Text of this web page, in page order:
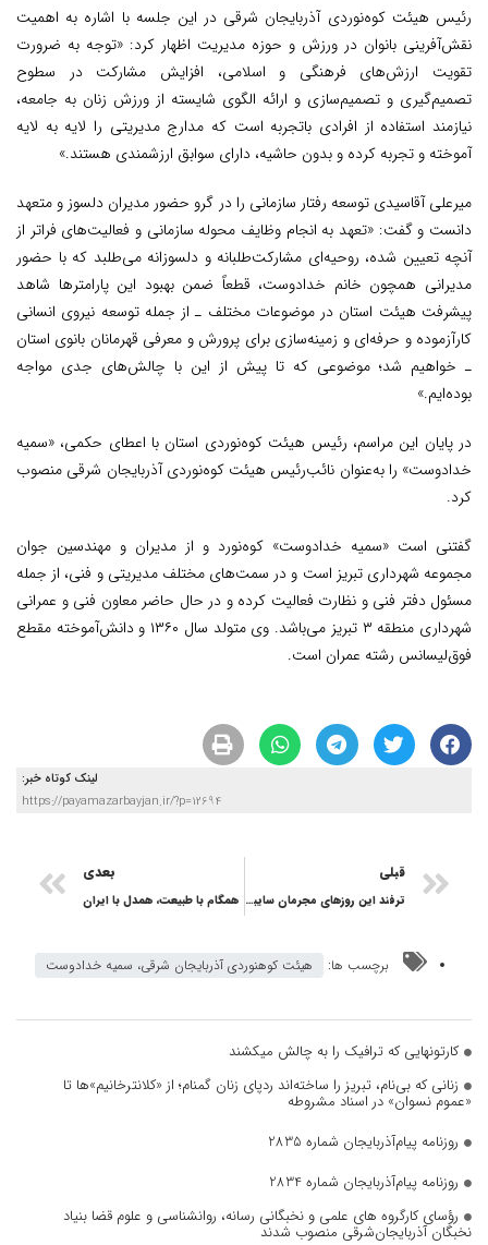
رئیس هیئت کوه‌نوردی آذربایجان شرقی در این جلسه با اشاره به اهمیت
نقش‌آفرینی بانوان در ورزش و حوزه مدیریت اظهار کرد: «توجه به ضرورت
تقویت ارزش‌های فرهنگی و اسلامی، افزایش مشارکت در سطوح
تصمیم‌گیری و تصمیم‌سازی و ارائه الگوی شایسته از ورزش زنان به جامعه،
نیازمند استفاده از افرادی باتجربه است که مدارج مدیریتی را لایه به لایه
آموخته و تجربه کرده و بدون حاشیه، دارای سوابق ارزشمندی هستند.»
میرعلی آقاسیدی توسعه رفتار سازمانی را در گرو حضور مدیران دلسوز و متعهد
دانست و گفت: «تعهد به انجام وظایف محوله سازمانی و فعالیت‌های فراتر از
آنچه تعیین شده، روحیه‌ای مشارکت‌طلبانه و دلسوزانه می‌طلبد که با حضور
مدیرانی همچون خانم خدا‌دوست، قطعاً ضمن بهبود این پارامترها شاهد
پیشرفت هیئت استان در موضوعات مختلف ـ از جمله توسعه نیروی انسانی
کارآزموده و حرفه‌ای و زمینه‌سازی برای پرورش و معرفی قهرمانان بانوی استان
ـ خواهیم شد؛ موضوعی که تا پیش از این با چالش‌های جدی مواجه
بوده‌ایم.»
در پایان این مراسم، رئیس هیئت کوه‌نوردی استان با اعطای حکمی، «سمیه
خدا‌دوست» را به‌عنوان نائب‌رئیس هیئت کوه‌نوردی آذربایجان شرقی منصوب
کرد.
گفتنی است «سمیه خدا‌دوست» کوه‌نورد و از مدیران و مهندسین جوان
مجموعه شهرداری تبریز است و در سمت‌های مختلف مدیریتی و فنی، از جمله
مسئول دفتر فنی و نظارت فعالیت کرده و در حال حاضر معاون فنی و عمرانی
شهرداری منطقه ۳ تبریز می‌باشد. وی متولد سال ۱۳۶۰ و دانش‌آموخته مقطع
فوق‌لیسانس رشته عمران است.
لینک کوتاه خبر:
https://payamazarbayjan.ir/?p=12694
قبلی
ترفند این روزهای مجرمان سایبری برای خالی کردن حساب بانکی هموطنان
بعدی
همگام با طبیعت، همدل با ایران
برچسب ها: هیئت کوهنوردی آذربایجان شرقی، سمیه خدادوست
کارتونهایی که ترافیک را به چالش میکشند
زنانی که بی‌نام، تبریز را ساخته‌اند ردپای زنان گمنام؛ از «کلانترخانیم»ها تا
«عموم نسوان» در اسناد مشروطه
روزنامه پیام‌آذربایجان شماره 2835
روزنامه پیام‌آذربایجان شماره 2834
رؤسای کارگروه های علمی و نخبگانی رسانه، روانشناسی و علوم قضا بنیاد
نخبگان آذربایجان‌شرقی منصوب شدند